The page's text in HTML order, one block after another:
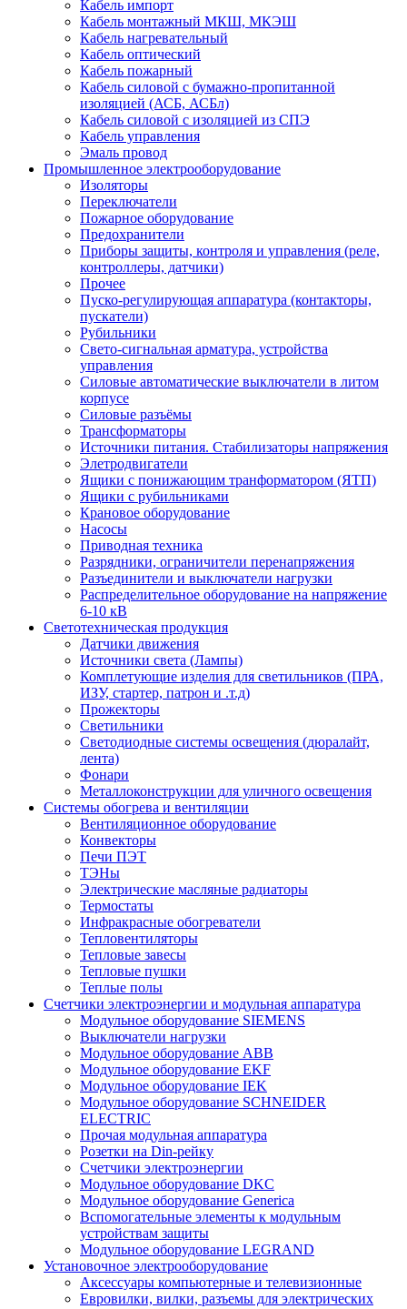
Кабель импорт
Кабель монтажный МКШ, МКЭШ
Кабель нагревательный
Кабель оптический
Кабель пожарный
Кабель силовой с бумажно-пропитанной
изоляцией (АСБ, АСБл)
Кабель силовой с изоляцией из СПЭ
Кабель управления
Эмаль провод
Промышленное электрооборудование
Изоляторы
Переключатели
Пожарное оборудование
Предохранители
Приборы защиты, контроля и управления (реле,
контроллеры, датчики)
Прочее
Пуско-регулирующая аппаратура (контакторы,
пускатели)
Рубильники
Свето-сигнальная арматура, устройства
управления
Силовые автоматические выключатели в литом
корпусе
Силовые разъёмы
Трансформаторы
Источники питания. Стабилизаторы напряжения
Элетродвигатели
Ящики с понижающим транформатором (ЯТП)
Ящики с рубильниками
Крановое оборудование
Насосы
Приводная техника
Разрядники, ограничители перенапряжения
Разъединители и выключатели нагрузки
Распределительное оборудование на напряжение
6-10 кВ
Светотехническая продукция
Датчики движения
Источники света (Лампы)
Комплетующие изделия для светильников (ПРА,
ИЗУ, стартер, патрон и .т.д)
Прожекторы
Светильники
Светодиодные системы освещения (дюралайт,
лента)
Фонари
Металлоконструкции для уличного освещения
Системы обогрева и вентиляции
Вентиляционное оборудование
Конвекторы
Печи ПЭТ
ТЭНы
Электрические масляные радиаторы
Термостаты
Инфракрасные обогреватели
Тепловентиляторы
Тепловые завесы
Тепловые пушки
Теплые полы
Счетчики электроэнергии и модульная аппаратура
Модульное оборудование SIEMENS
Выключатели нагрузки
Модульное оборудование ABB
Модульное оборудование EKF
Модульное оборудование IEK
Модульное оборудование SCHNEIDER
ELECTRIC
Прочая модульная аппаратура
Розетки на Din-рейку
Счетчики электроэнергии
Модульное оборудование DKC
Модульное оборудование Generica
Вспомогательные элементы к модульным
устройствам защиты
Модульное оборудование LEGRAND
Установочное электрооборудование
Аксессуары компьютерные и телевизионные
Евровилки, вилки, разъемы для электрических